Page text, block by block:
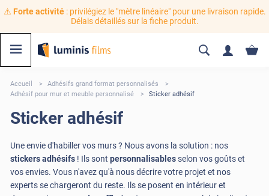
⚠️ Forte activité: privilégiez le "mètre linéaire" pour une livraison rapide.
Délais détaillés sur la fiche produit.
Accueil
Adhésifs grand format personnalisés
Adhésif pour mur et meuble personnalisé
Sticker adhésif
Sticker adhésif
Une envie d'habiller vos murs ? Nous avons la solution : nos
stickers adhésifs ! Ils sont personnalisablesselon vos goûts et
vos envies. Vous n'avez qu'à nous décrire votre projet et nos
experts se chargeront du reste. Ils se posent en intérieur et